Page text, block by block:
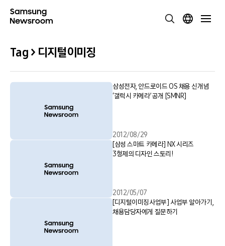
Tag > 디지털이미징
삼성전자, 안드로이드 OS 채용 신개념
‘갤럭시 카메라’ 공개 [SMNR]
2012/08/29
[삼성 스마트 카메라] NX 시리즈
3형제의 디자인 스토리!
2012/05/07
[디지털이미징사업부] 사업부 알아가기,
채용담당자에게 질문하기